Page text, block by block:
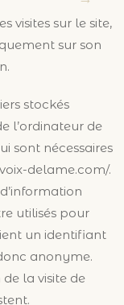
visites sur le site,
sur son
stockés
l’ordinateur de
sont nécessaires
delame.com/.
utilisés pour
un identifiant
anonyme.
la visite de